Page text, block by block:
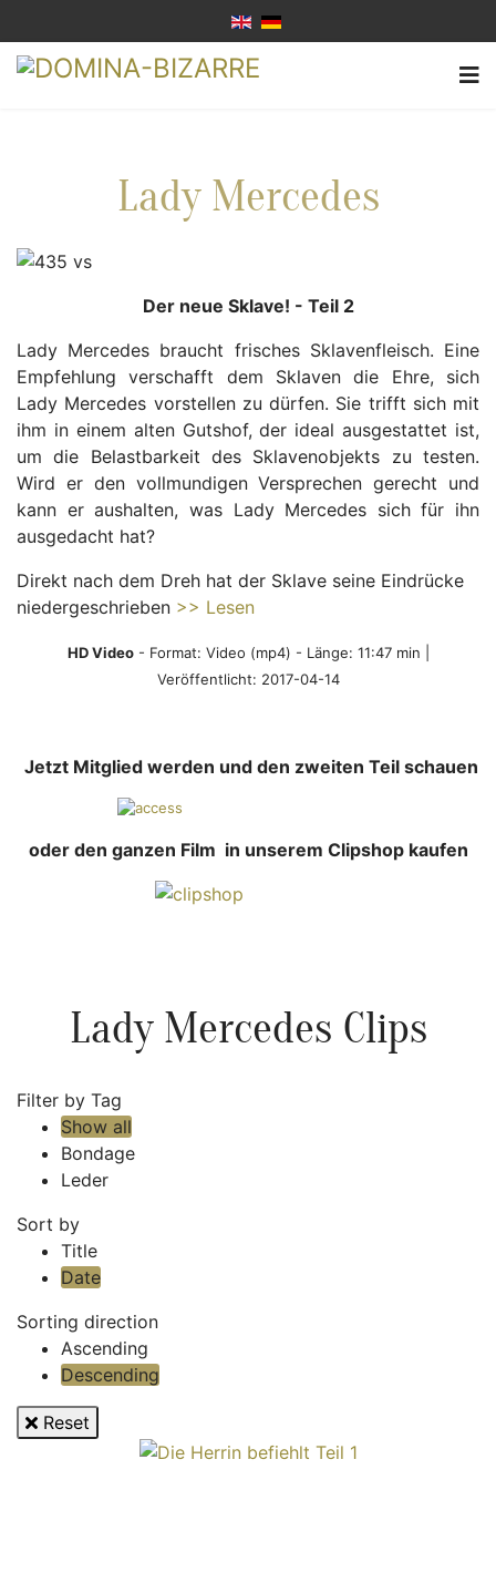
Lady Mercedes
Der neue Sklave! - Teil 2
Lady Mercedes braucht frisches Sklavenfleisch. Eine
Empfehlung verschafft dem Sklaven die Ehre, sich
Lady Mercedes vorstellen zu dürfen. Sie trifft sich mit
ihm in einem alten Gutshof, der ideal ausgestattet ist,
um die Belastbarkeit des Sklavenobjekts zu testen.
Wird er den vollmundigen Versprechen gerecht und
kann er aushalten, was Lady Mercedes sich für ihn
ausgedacht hat?
Direkt nach dem Dreh hat der Sklave seine Eindrücke
niedergeschrieben >> Lesen
HD Video- Format: Video (mp4) - Länge: 11:47 min |
Veröffentlicht: 2017-04-14
Jetzt Mitglied werden und den zweiten Teil schauen
oder den ganzen Film in unserem Clipshop kaufen
Lady Mercedes Clips
Filter by Tag
Show all
Bondage
Leder
Sort by
Title
Date
Sorting direction
Ascending
Descending
Reset